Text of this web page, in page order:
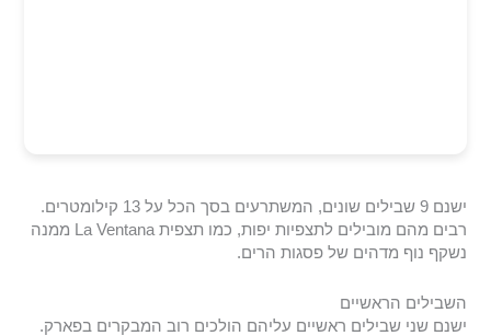
ישנם 9 שבילים שונים, המשתרעים בסך הכל על 13 קילומטרים.
רבים מהם מובילים לתצפיות יפות, כמו תצפית La Ventana ממנה
נשקף נוף מדהים של פסגות הרים.
השבילים הראשיים
ישנם שני שבילים ראשיים עליהם הולכים רוב המבקרים בפארק.